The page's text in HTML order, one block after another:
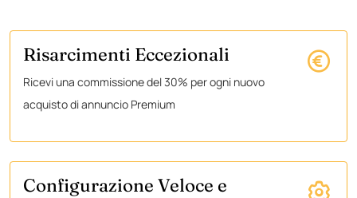
Risarcimenti Eccezionali
Ricevi una commissione del 30% per ogni nuovo
acquisto di annuncio Premium
Configurazione Veloce e